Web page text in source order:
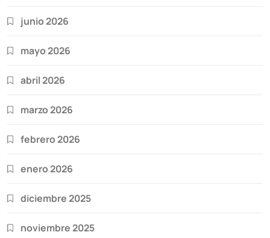
junio 2026
mayo 2026
abril 2026
marzo 2026
febrero 2026
enero 2026
diciembre 2025
noviembre 2025